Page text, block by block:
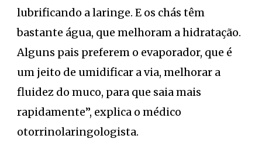
lubrificando a laringe. E os chás têm
bastante água, que melhoram a hidratação.
Alguns pais preferem o evaporador, que é
um jeito de umidificar a via, melhorar a
fluidez do muco, para que saia mais
rapidamente”, explica o médico
otorrinolaringologista.